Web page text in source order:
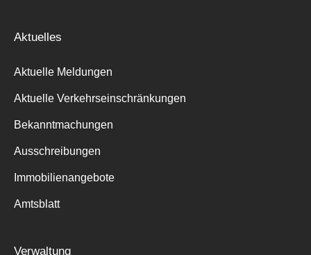
Aktuelles
Aktuelle Meldungen
Aktuelle Verkehrseinschränkungen
Bekanntmachungen
Ausschreibungen
Immobilienangebote
Amtsblatt
Verwaltung